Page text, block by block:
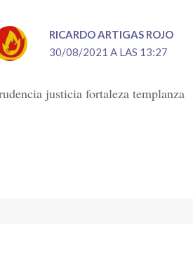
RICARDO ARTIGAS ROJO
30/08/2021 A LAS 13:27
justicia fortaleza templanza